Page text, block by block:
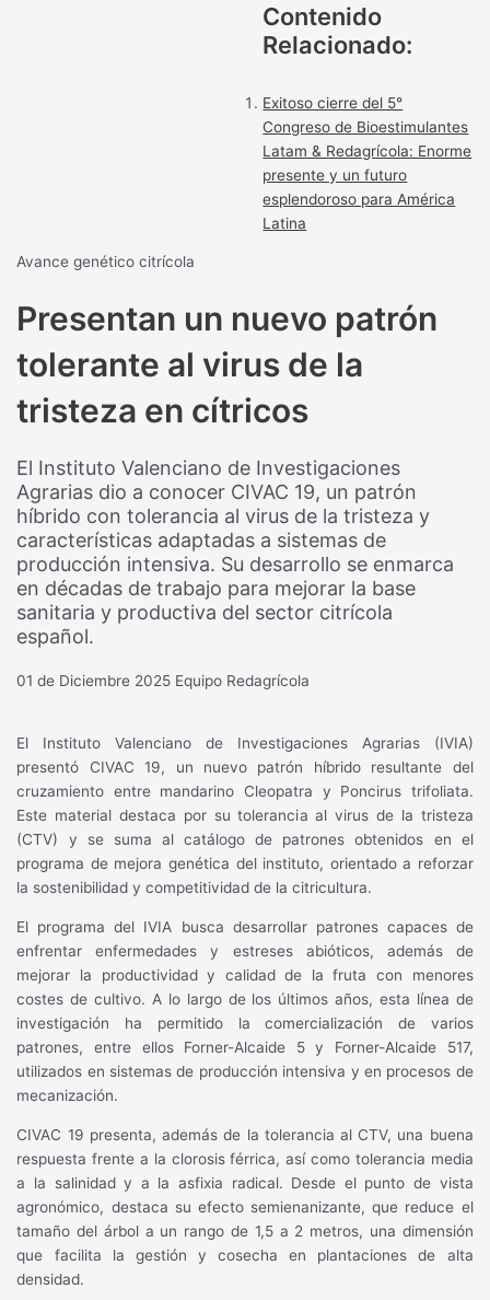
Contenido
Relacionado:
Exitoso cierre del 5°
Congreso de Bioestimulantes
Latam & Redagrícola: Enorme
presente y un futuro
esplendoroso para América
Latina
Avance genético citrícola
Presentan un nuevo patrón
tolerante al virus de la
tristeza en cítricos
El Instituto Valenciano de Investigaciones
Agrarias dio a conocer CIVAC 19, un patrón
híbrido con tolerancia al virus de la tristeza y
características adaptadas a sistemas de
producción intensiva. Su desarrollo se enmarca
en décadas de trabajo para mejorar la base
sanitaria y productiva del sector citrícola
español.
01 de Diciembre 2025 Equipo Redagrícola
El Instituto Valenciano de Investigaciones Agrarias (IVIA)
presentó CIVAC 19, un nuevo patrón híbrido resultante del
cruzamiento entre mandarino Cleopatra y Poncirus trifoliata.
Este material destaca por su tolerancia al virus de la tristeza
(CTV) y se suma al catálogo de patrones obtenidos en el
programa de mejora genética del instituto, orientado a reforzar
la sostenibilidad y competitividad de la citricultura.
El programa del IVIA busca desarrollar patrones capaces de
enfrentar enfermedades y estreses abióticos, además de
mejorar la productividad y calidad de la fruta con menores
costes de cultivo. A lo largo de los últimos años, esta línea de
investigación ha permitido la comercialización de varios
patrones, entre ellos Forner-Alcaide 5 y Forner-Alcaide 517,
utilizados en sistemas de producción intensiva y en procesos de
mecanización.
CIVAC 19 presenta, además de la tolerancia al CTV, una buena
respuesta frente a la clorosis férrica, así como tolerancia media
a la salinidad y a la asfixia radical. Desde el punto de vista
agronómico, destaca su efecto semienanizante, que reduce el
tamaño del árbol a un rango de 1,5 a 2 metros, una dimensión
que facilita la gestión y cosecha en plantaciones de alta
densidad.